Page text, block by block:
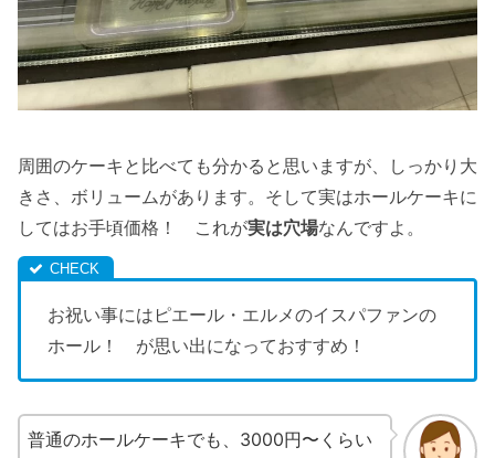
周囲のケーキと比べても分かると思いますが、しっかり大
きさ、ボリュームがあります。そして実はホールケーキに
してはお手頃価格！ これが実は穴場なんですよ。
お祝い事にはピエール・エルメのイスパファンの
ホール！ が思い出になっておすすめ！
普通のホールケーキでも、3000円〜くらい